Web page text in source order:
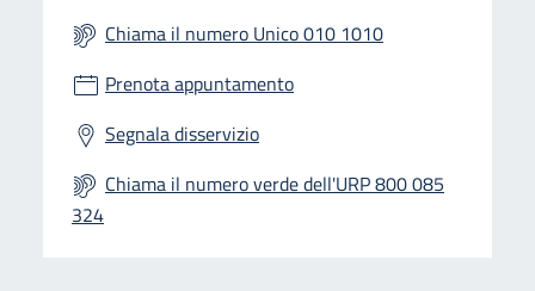
Chiama il numero Unico 010 1010
Prenota appuntamento
Segnala disservizio
Chiama il numero verde dell'URP 800 085
324